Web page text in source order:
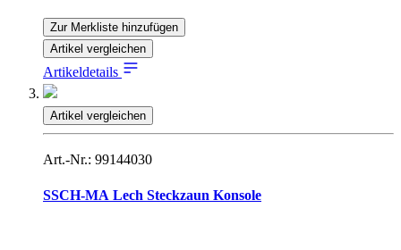
Zur Merkliste hinzufügen
Artikel vergleichen
Artikeldetails
Artikel vergleichen
Art.-Nr.: 99144030
SSCH-MA Lech Steckzaun Konsole